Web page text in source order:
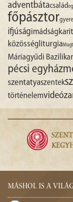
adventbátacsalád
főpásztor
ifjúságimádság
közösségliturgia
Máriagyűdi Bazilika
pécsi
szentatyaszentek
történelemvideó
MÁSHOL IS A